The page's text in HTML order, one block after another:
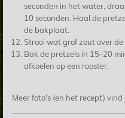
seconden in het water,
10 seconden. Haal de
de bakplaat.
Strooi wat grof zout over de
Bak de pretzels in 15-20
afkoelen op een rooster.
Meer foto's (en het recept) vind